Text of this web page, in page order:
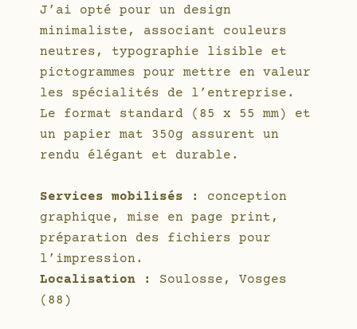
J’ai opté pour un design
minimaliste, associant couleurs
neutres, typographie lisible et
pictogrammes pour mettre en valeur
les spécialités de l’entreprise.
Le format standard (85 x 55 mm) et
un papier mat 350g assurent un
rendu élégant et durable.
Services mobilisés :
conception
graphique, mise en page print,
préparation des fichiers pour
l’impression.
Localisation :
Soulosse, Vosges
(88)